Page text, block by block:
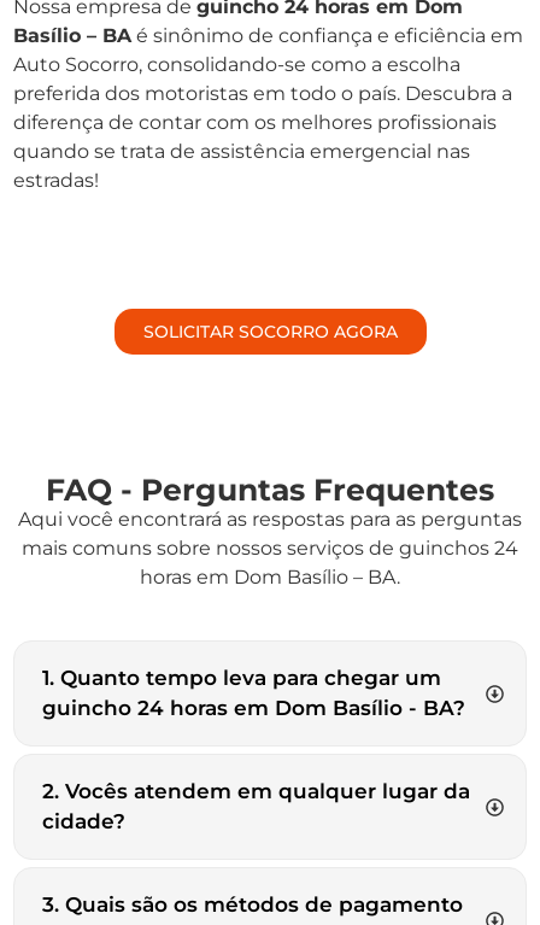
Nossa empresa de guincho 24 horas em Dom
Basílio – BA é sinônimo de confiança e eficiência em
Auto Socorro, consolidando-se como a escolha
preferida dos motoristas em todo o país. Descubra a
diferença de contar com os melhores profissionais
quando se trata de assistência emergencial nas
estradas!
SOLICITAR SOCORRO AGORA
FAQ - Perguntas Frequentes
Aqui você encontrará as respostas para as perguntas
mais comuns sobre nossos serviços de guinchos 24
horas em Dom Basílio – BA.
1. Quanto tempo leva para chegar um
guincho 24 horas em Dom Basílio - BA?
2. Vocês atendem em qualquer lugar da
cidade?
3. Quais são os métodos de pagamento